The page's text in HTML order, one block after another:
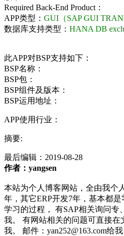
Required Back-End Product：
APP类型： GUI（SAP GUI
数据库支持类型： HANA DB
此APP对BSP支持如下：
BSP名称：
BSP包：
BSP组件及版本：
BSP运用地址：
APP使用行业：
摘要:
最后编辑： 2019-08-28
作者：yangsen
本站为个人博客网站，全由我个
年，其它ERP开发7年，基本都
学习的过程， 有SAP相关询问专
我。 有网站相关的问题可直接在
我。 邮件：yan252@163.com给